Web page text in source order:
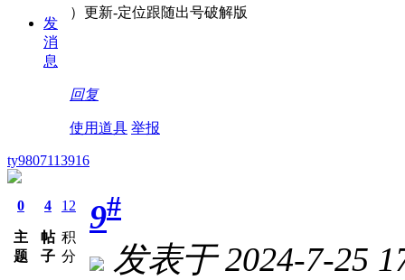
发
消
息
）更新-定位跟随出号破解版
回复
使用道具 举报
ty9807113916
0
主
题
4
帖
子
12
积
分
9#
发表于 2024-7-25